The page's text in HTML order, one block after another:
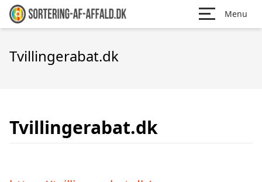
Menu
Tvillingerabat.dk
Tvillingerabat.dk